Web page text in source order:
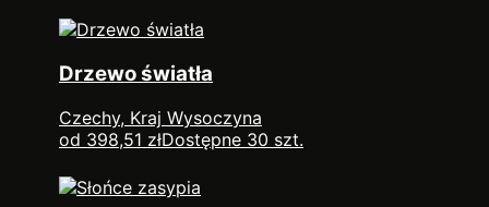
Drzewo światła
Czechy, Kraj Wysoczyna
od 398,51 złDostępne 30 szt.